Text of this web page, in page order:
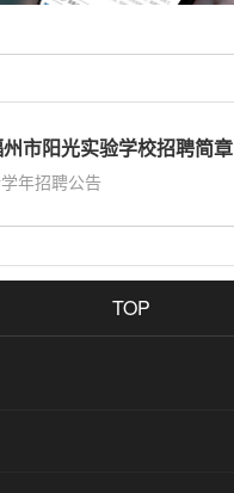
市阳光实验学校招聘简章
年招聘公告
TOP